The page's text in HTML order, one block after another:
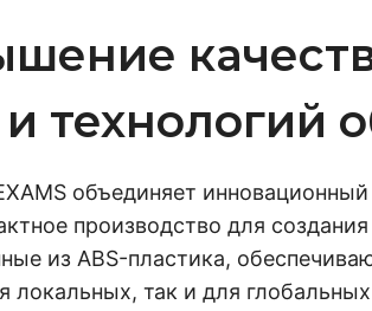
технологий
объединяет
производство для
из ABS-пластика,
локальных, так и для